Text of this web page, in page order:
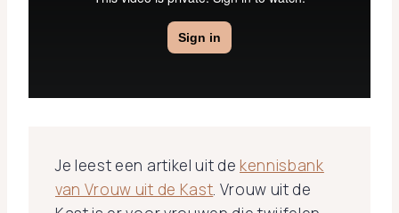
Je leest een artikel uit de kennisbank
van Vrouw uit de Kast. Vrouw uit de